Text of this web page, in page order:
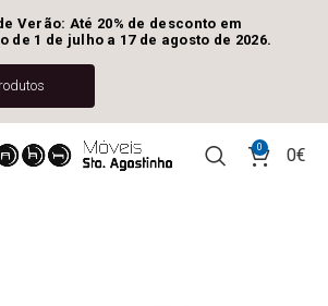
0 0€
Verão: Até 20% de desconto em
de 1 de julho a 17 de agosto de 2026.